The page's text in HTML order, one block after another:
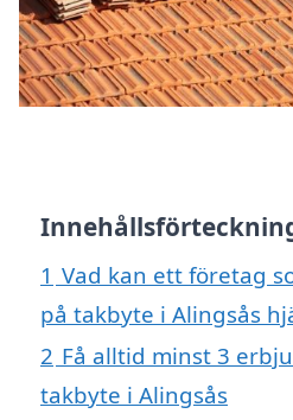
1 Vad kan ett företag
på takbyte i Alingsås
2 Få alltid minst 3
takbyte i Alingsås